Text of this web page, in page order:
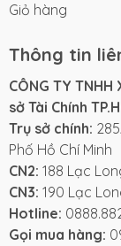
Giỏ hàng
Thông tin
CÔNG TY TNHH
sở Tài Chính
Trụ sở chính:
Phố Hồ Chí Minh
CN2: 188 Lạc
CN3: 190 Lạc
Hotline:
Gọi mua hàng: